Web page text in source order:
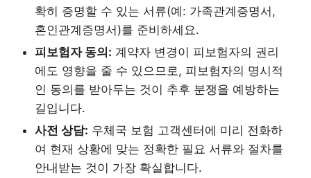
확히 증명할 수 있는 서류(예: 가족관계증명서,
혼인관계증명서)를 준비하세요.
피보험자 동의: 계약자 변경이 피보험자의 권리
에도 영향을 줄 수 있으므로, 피보험자의 명시적
인 동의를 받아두는 것이 추후 분쟁을 예방하는
길입니다.
사전 상담: 우체국 보험 고객센터에 미리 전화하
여 현재 상황에 맞는 정확한 필요 서류와 절차를
안내받는 것이 가장 확실합니다.